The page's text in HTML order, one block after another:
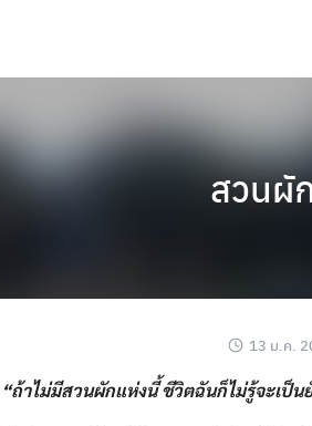
สวนผั
13 ม.ค.
“ถ้าไม่มีสวนผักแห่งนี้ ชีวิตฉันก็ไม่รู้จะเป็